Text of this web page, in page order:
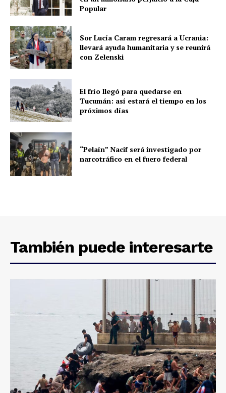
Popular
Sor Lucía Caram regresará a Ucrania:
llevará ayuda humanitaria y se reunirá
con Zelenski
El frío llegó para quedarse en
Tucumán: así estará el tiempo en los
próximos días
“Pelaín” Nacif será investigado por
narcotráfico en el fuero federal
También puede interesarte